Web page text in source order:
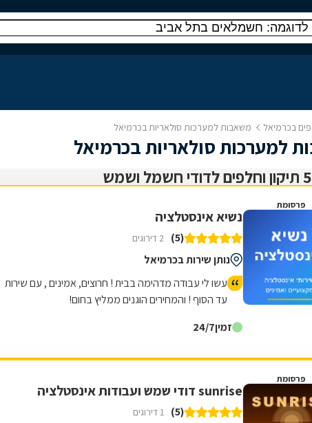
בכרמיאל משאבות למערכות סולאריות בכרמיאל
למערכות סולאריות בכרמיאל
פרסומת
נשיא אינסטלציה
(5) 2 דירוגים
נותן שירות בכרמיאל
עשו לי עבודה מדהימה בבית ! חרוצים, אמינים , עם שירות
עד הסוף ! והמחירים הוגנים ממליץ בחום!
זמין24/7
פרסומת
sunrise דודי שמש ועבודות אינסטלציה
(5) 1 דירוגים